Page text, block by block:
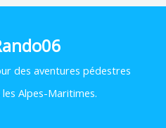
des aventures pédestres
Alpes-Maritimes.